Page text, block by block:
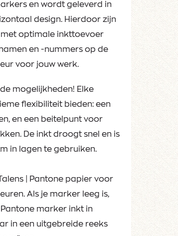
en wordt geleverd in
design. Hierdoor zijn
optimale inkttoevoer
en -nummers op de
voor jouw werk.
mogelijkheden! Elke
flexibiliteit bieden: een
en een beitelpunt voor
De inkt droogt snel en is
in lagen te gebruiken.
| Pantone papier voor
Als je marker leeg is,
marker inkt in
in een uitgebreide reeks